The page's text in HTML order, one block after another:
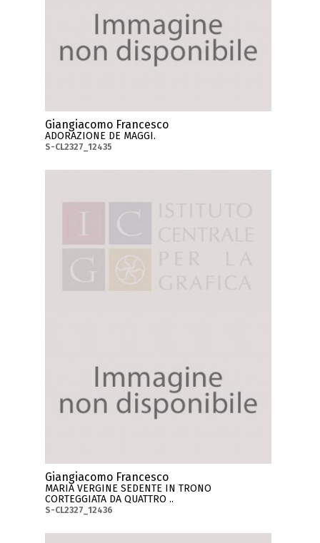
Giangiacomo Francesco
ADORAZIONE DE MAGGI.
S-CL2327_12435
Giangiacomo Francesco
MARIA VERGINE SEDENTE IN TRONO
CORTEGGIATA DA QUATTRO ..
S-CL2327_12436